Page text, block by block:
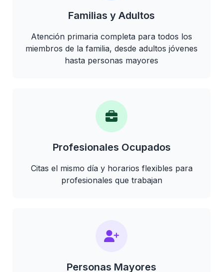
Familias y Adultos
Atención primaria completa para todos los
miembros de la familia, desde adultos jóvenes
hasta personas mayores
Profesionales Ocupados
Citas el mismo día y horarios flexibles para
profesionales que trabajan
Personas Mayores